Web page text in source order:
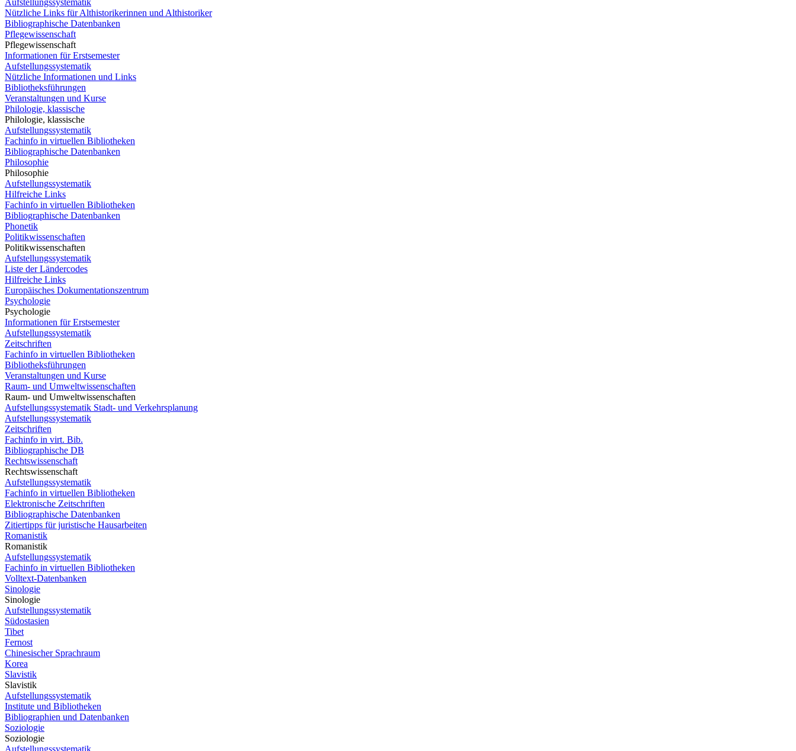
Aufstellungssystematik
Nützliche Links für Althistorikerinnen und Althistoriker
Bibliographische Datenbanken
Pflegewissenschaft
Pflegewissenschaft
Informationen für Erstsemester
Aufstellungssystematik
Nützliche Informationen und Links
Bibliotheksführungen
Veranstaltungen und Kurse
Philologie, klassische
Philologie, klassische
Aufstellungssystematik
Fachinfo in virtuellen Bibliotheken
Bibliographische Datenbanken
Philosophie
Philosophie
Aufstellungssystematik
Hilfreiche Links
Fachinfo in virtuellen Bibliotheken
Bibliographische Datenbanken
Phonetik
Politikwissenschaften
Politikwissenschaften
Aufstellungssystematik
Liste der Ländercodes
Hilfreiche Links
Europäisches Dokumentationszentrum
Psychologie
Psychologie
Informationen für Erstsemester
Aufstellungssystematik
Zeitschriften
Fachinfo in virtuellen Bibliotheken
Bibliotheksführungen
Veranstaltungen und Kurse
Raum- und Umweltwissenschaften
Raum- und Umweltwissenschaften
Aufstellungssystematik Stadt- und Verkehrsplanung
Aufstellungssystematik
Zeitschriften
Fachinfo in virt. Bib.
Bibliographische DB
Rechtswissenschaft
Rechtswissenschaft
Aufstellungssystematik
Fachinfo in virtuellen Bibliotheken
Elektronische Zeitschriften
Bibliographische Datenbanken
Zitiertipps für juristische Hausarbeiten
Romanistik
Romanistik
Aufstellungssystematik
Fachinfo in virtuellen Bibliotheken
Volltext-Datenbanken
Sinologie
Sinologie
Aufstellungssystematik
Südostasien
Tibet
Fernost
Chinesischer Sprachraum
Korea
Slavistik
Slavistik
Aufstellungssystematik
Institute und Bibliotheken
Bibliographien und Datenbanken
Soziologie
Soziologie
Aufstellungssystematik